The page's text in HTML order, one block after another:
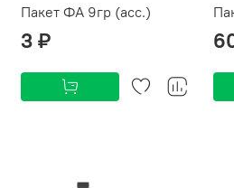
Пакет ФА 9гр (асс.)
3 ₽